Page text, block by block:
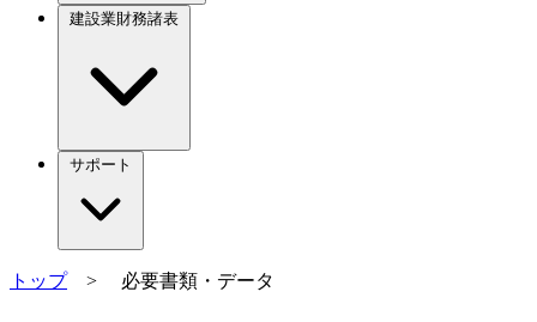
建設業財務諸表
サポート
トップ> 必要書類・データ